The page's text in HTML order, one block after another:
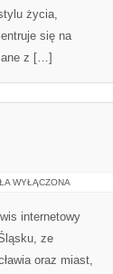
życia,
się na
z […]
WYŁĄCZONA
internetowy
ze
oraz miast,